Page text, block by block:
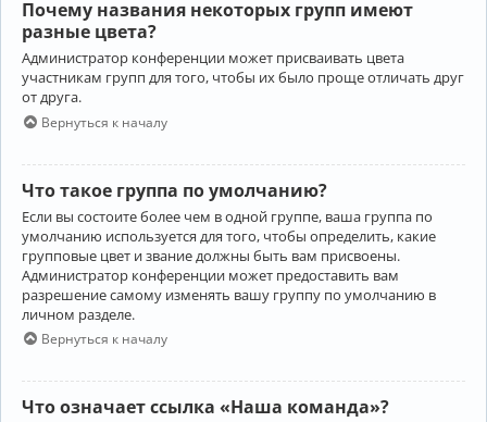
Почему названия некоторых групп имеют
разные цвета?
Администратор конференции может присваивать цвета
участникам групп для того, чтобы их было проще отличать друг
от друга.
Вернуться к началу
Что такое группа по умолчанию?
Если вы состоите более чем в одной группе, ваша группа по
умолчанию используется для того, чтобы определить, какие
групповые цвет и звание должны быть вам присвоены.
Администратор конференции может предоставить вам
разрешение самому изменять вашу группу по умолчанию в
личном разделе.
Вернуться к началу
Что означает ссылка «Наша команда»?